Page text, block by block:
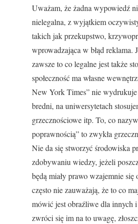
Uważam, że żadna wypowiedź
nielegalna, z wyjątkiem
takich jak przekupstwo,
wprowadzająca w błąd reklama.
zawsze to co legalne jest także
społeczność ma własne
New York Times” nie
bredni, na uniwersytetach
grzecznościowe itp. To, co
poprawnością” to zwykła
Nie da się stworzyć środowiska
zdobywaniu wiedzy, jeżeli
będą miały prawo wzajemnie się
często nie zauważają, że to co
mówić jest obraźliwe dla innych
zwróci się im na to uwagę,